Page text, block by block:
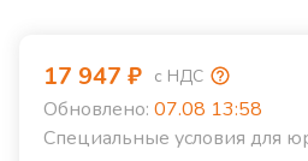
17 947 ₽ с НДС
Обновлено: 07.08 13:58
Специальные условия для